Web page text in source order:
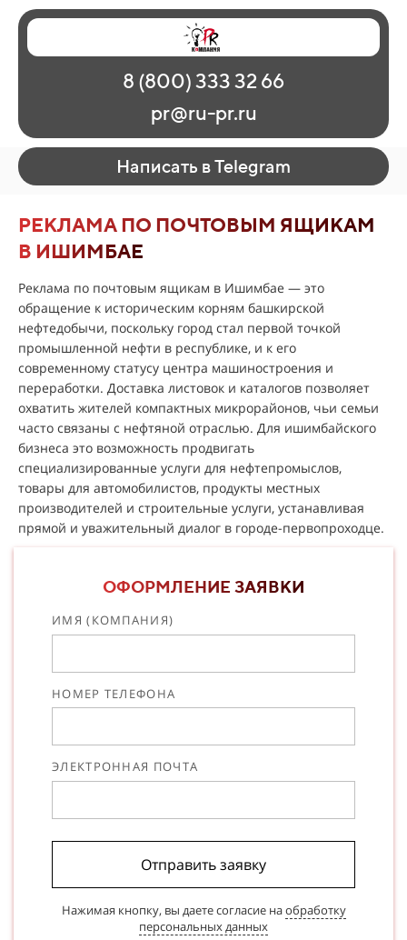
Главная
Наши работы
О рекламе
Регионы
Контакты
8 (800) 333 32 66
pr@ru-pr.ru
Написать в Telegram
РЕКЛАМА ПО ПОЧТОВЫМ ЯЩИКАМ
В ИШИМБАЕ
Реклама по почтовым ящикам в Ишимбае — это
обращение к историческим корням башкирской
нефтедобычи, поскольку город стал первой точкой
промышленной нефти в республике, и к его
современному статусу центра машиностроения и
переработки. Доставка листовок и каталогов позволяет
охватить жителей компактных микрорайонов, чьи семьи
часто связаны с нефтяной отраслью. Для ишимбайского
бизнеса это возможность продвигать
специализированные услуги для нефтепромыслов,
товары для автомобилистов, продукты местных
производителей и строительные услуги, устанавливая
прямой и уважительный диалог в городе-первопроходце.
ОФОРМЛЕНИЕ ЗАЯВКИ
ИМЯ (КОМПАНИЯ)
НОМЕР ТЕЛЕФОНА
ЭЛЕКТРОННАЯ ПОЧТА
Отправить заявку
Нажимая кнопку, вы даете согласие наобработку
персональных данных